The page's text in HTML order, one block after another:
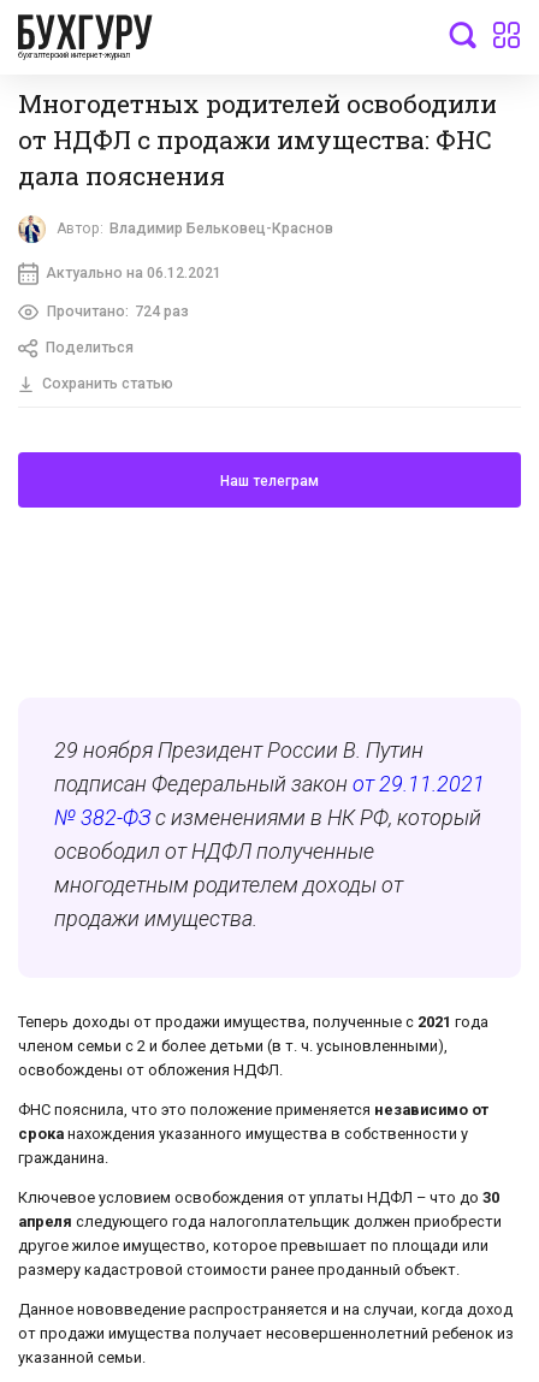
бухгалтерский интернет-журнал
Многодетных родителей освободили
от НДФЛ с продажи имущества: ФНС
дала пояснения
Автор: Владимир Бельковец-Краснов
Актуально на 06.12.2021
Прочитано: 724 раз
Поделиться
Сохранить статью
Наш телеграм
29 ноября Президент России В. Путин
подписан Федеральный закон от 29.11.2021
№ 382-ФЗс изменениями в НК РФ, который
освободил от НДФЛ полученные
многодетным родителем доходы от
продажи имущества.
Теперь доходы от продажи имущества, полученные с 2021 года
членом семьи с 2 и более детьми (в т. ч. усыновленными),
освобождены от обложения НДФЛ.
ФНС пояснила, что это положение применяется независимо от
срока нахождения указанного имущества в собственности у
гражданина.
Ключевое условием освобождения от уплаты НДФЛ – что до 30
апреля следующего года налогоплательщик должен приобрести
другое жилое имущество, которое превышает по площади или
размеру кадастровой стоимости ранее проданный объект.
Данное нововведение распространяется и на случаи, когда доход
от продажи имущества получает несовершеннолетний ребенок из
указанной семьи.